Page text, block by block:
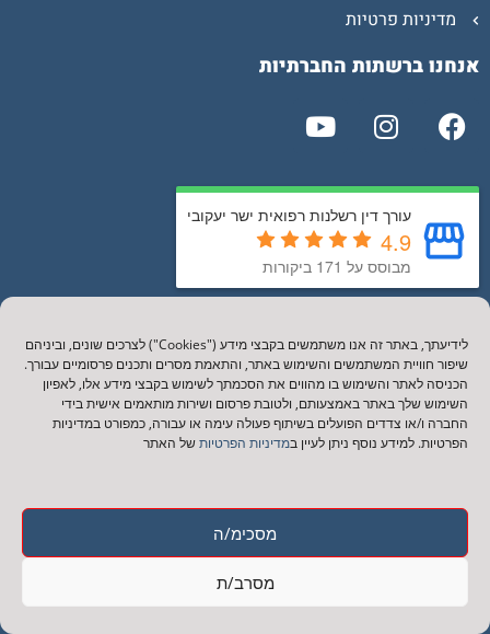
לידיעתך, באתר זה אנו משתמשים בקבצי מידע ("Cookies") לצרכים שונים, וביניהם
שיפור חוויית המשתמשים והשימוש באתר, והתאמת מסרים ותכנים פרסומיים עבורך.
הכניסה לאתר והשימוש בו מהווים את הסכמתך לשימוש בקבצי מידע אלו, לאפיון
השימוש שלך באתר באמצעותם, ולטובת פרסום ושירות מותאמים אישית בידי
החברה ו/או צדדים הפועלים בשיתוף פעולה עימה או עבורה, כמפורט במדיניות
הפרטיות. למידע נוסף ניתן לעיין במדיניות הפרטיותשל האתר
מסכימ/ה
מסרב/ת
מדיניות פרטיות
אנחנו ברשתות החברתיות
עורך דין רשלנות רפואית ישר יעקובי
4.9
מבוסס על 171 ביקורות
רשלנות רפואית שיניים
רשלנות רפואית בלידה
רשלנות רפואית בהיריון
רשלנות רפואית סרטן
מאמרים אחרונים
רשלנות רפואית בלידה2